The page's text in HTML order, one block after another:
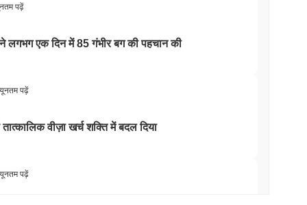
पढ़ें
लगभग एक दिन में 85 गंभीर बग की पहचान की
पढ़ें
वीज़ा खर्च शक्ति में बदल दिया
पढ़ें